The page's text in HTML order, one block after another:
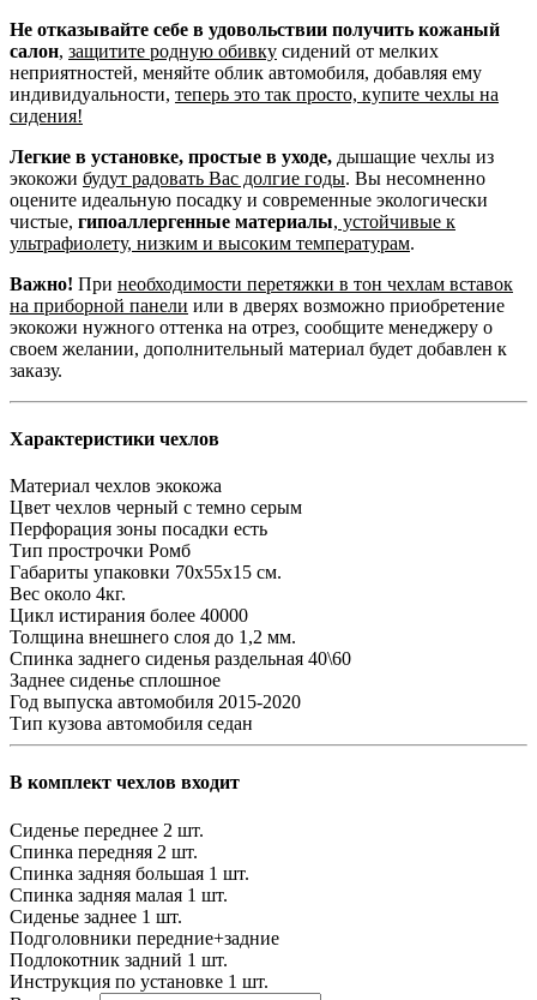
Не отказывайте себе в удовольствии получить кожаный
салон, защитите родную обивку сидений от мелких
неприятностей, меняйте облик автомобиля, добавляя ему
индивидуальности, теперь это так просто, купите чехлы на
сидения!
Легкие в установке, простые в уходе, дышащие чехлы из
экокожи будут радовать Вас долгие годы. Вы несомненно
оцените идеальную посадку и современные экологически
чистые, гипоаллергенные материалы, устойчивые к
ультрафиолету, низким и высоким температурам.
Важно! При необходимости перетяжки в тон чехлам вставок
на приборной панели или в дверях возможно приобретение
экокожи нужного оттенка на отрез, сообщите менеджеру о
своем желании, дополнительный материал будет добавлен к
заказу.
Характеристики чехлов
Материал чехлов экокожа
Цвет чехлов черный с темно серым
Перфорация зоны посадки есть
Тип прострочки Ромб
Габариты упаковки 70х55х15 см.
Вес около 4кг.
Цикл истирания более 40000
Толщина внешнего слоя до 1,2 мм.
Спинка заднего сиденья раздельная 40\60
Заднее сиденье сплошное
Год выпуска автомобиля 2015-2020
Тип кузова автомобиля седан
В комплект чехлов входит
Сиденье переднее 2 шт.
Спинка передняя 2 шт.
Спинка задняя большая 1 шт.
Спинка задняя малая 1 шт.
Сиденье заднее 1 шт.
Подголовники передние+задние
Подлокотник задний 1 шт.
Инструкция по установке 1 шт.